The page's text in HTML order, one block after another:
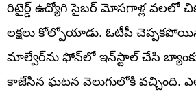
రిటైర్డ్ ఉద్యోగి సైబర్ మోసగాళ్ల వలలో
లక్షలు కోల్పోయాడు. ఓటీపీ
మాల్వేర్‌ను ఫోన్‌లో ఇన్‌స్టాల్ చేసి
కాజేసిన ఘటన వెలుగులోకి వచ్చింది.